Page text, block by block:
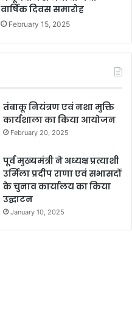
वार्षिक दिवस समारोह
February 15, 2025
तंबाकू नियंत्रण एवं नशा मुक्ति
कार्यशाला का किया आयोजन
February 20, 2025
पूर्व मुख्यमंत्री ने अध्यक्ष प्रत्याशी
उर्मिला प्रदीप राणा एवं सभासदों
के चुनाव कार्यालय का किया
उद्घाटन
January 10, 2025